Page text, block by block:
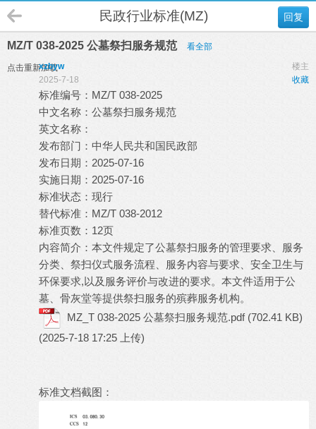
回复
民政行业标准(MZ)
MZ/T 038-2025 公墓祭扫服务规范 看全部
点击重新加载 楼主
xzbyw
收藏
2025-7-18
标准编号：MZ/T 038-2025
中文名称：公墓祭扫服务规范
英文名称：
发布部门：中华人民共和国民政部
发布日期：2025-07-16
实施日期：2025-07-16
标准状态：现行
替代标准：MZ/T 038-2012
标准页数：12页
内容简介：本文件规定了公墓祭扫服务的管理要求、服务
分类、祭扫仪式服务流程、服务内容与要求、安全卫生与
环保要求,以及服务评价与改进的要求。本文件适用于公
墓、骨灰堂等提供祭扫服务的殡葬服务机构。
MZ_T 038-2025 公墓祭扫服务规范.pdf (702.41 KB)
(2025-7-18 17:25 上传)
标准文档截图：